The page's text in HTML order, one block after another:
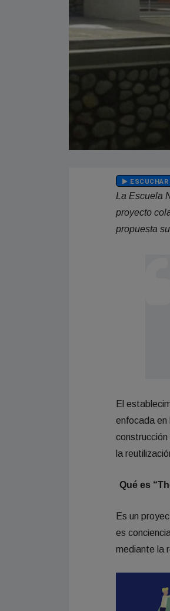
La Escuela
proyecto
propuesta
El
enfocada en
la
Qué es
Es un
es
mediante la